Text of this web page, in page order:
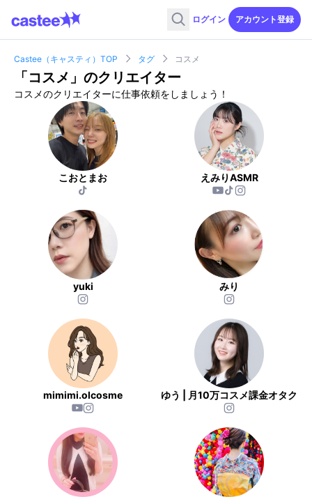
ログイン アカウント登録
Castee（キャスティ）TOP タグ コスメ
「コスメ 」のクリエイター
コスメのクリエイターに仕事依頼をしましょう！
こおとまお えみりASMR
yuki みり
mimimi.olcosme ゆう | 月10万コスメ課金オタク